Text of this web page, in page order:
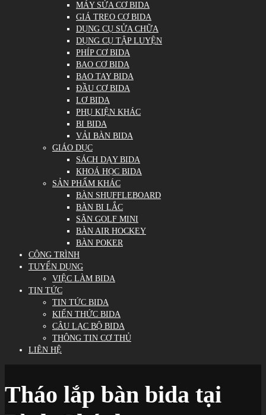
MÁY SỬA CƠ BIDA
GIÁ TREO CƠ BIDA
DỤNG CỤ SỬA CHỮA
DỤNG CỤ TẬP LUYỆN
PHÍP CƠ BIDA
BAO CƠ BIDA
BAO TAY BIDA
ĐẦU CƠ BIDA
LƠ BIDA
PHỤ KIỆN KHÁC
BI BIDA
VẢI BÀN BIDA
GIÁO DỤC
SÁCH DẠY BIDA
KHOÁ HỌC BIDA
SẢN PHẨM KHÁC
BÀN SHUFFLEBOARD
BÀN BI LẮC
SÂN GOLF MINI
BÀN AIR HOCKEY
BÀN POKER
CÔNG TRÌNH
TUYỂN DỤNG
VIỆC LÀM BIDA
TIN TỨC
TIN TỨC BIDA
KIẾN THỨC BIDA
CÂU LẠC BỘ BIDA
THÔNG TIN CƠ THỦ
LIÊN HỆ
Tháo lắp bàn bida tại